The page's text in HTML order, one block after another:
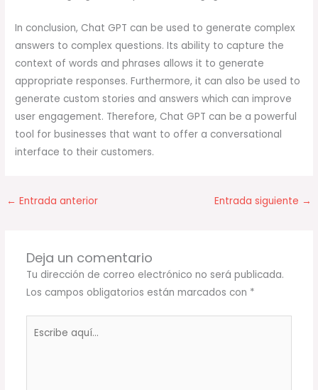
In conclusion, Chat GPT can be used to generate complex
answers to complex questions. Its ability to capture the
context of words and phrases allows it to generate
appropriate responses. Furthermore, it can also be used to
generate custom stories and answers which can improve
user engagement. Therefore, Chat GPT can be a powerful
tool for businesses that want to offer a conversational
interface to their customers.
← Entrada anterior Entrada siguiente →
Deja un comentario
Tu dirección de correo electrónico no será publicada.
Los campos obligatorios están marcados con *